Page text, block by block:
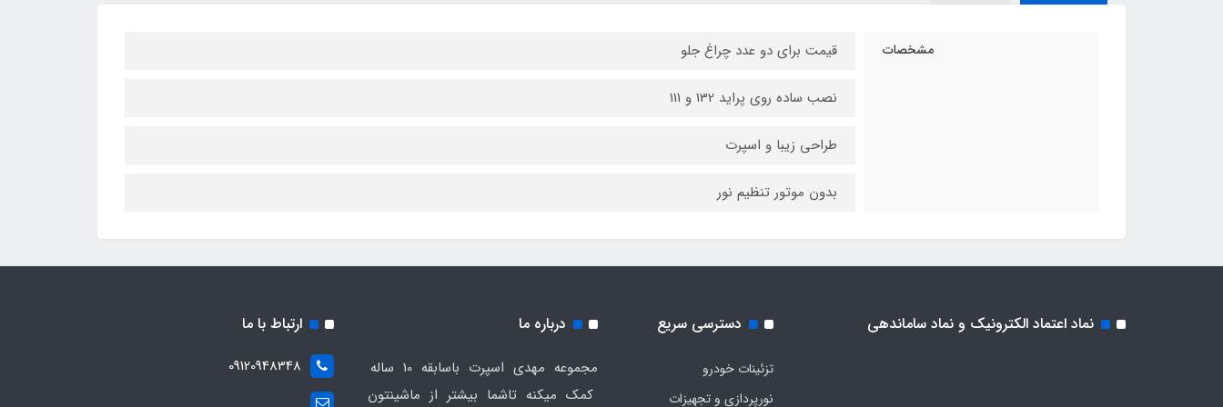
مشخصات قیمت برای دو عدد چراغ جلو
نصب ساده روی پراید 132 و 111
طراحی زیبا و اسپرت
بدون موتور تنظیم نور
نماد اعتماد الکترونیک و نماد ساماندهی دسترسی سریع
تزئینات خودرو
نورپردازی و تجهیزات
درباره ما
مجموعه مهدی اسپرت باسابقه 10 ساله
کمک میکنه تاشما بیشتر از ماشینتون
ارتباط با ما
09120948348